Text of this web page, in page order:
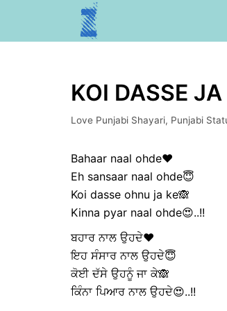
KOI DASSE
Love Punjabi Shayari, Punjabi
Bahaar naal ohde❤️
Eh sansaar naal ohde😇
Koi dasse ohnu ja ke🙈
Kinna pyar naal ohde😍..!!
ਬਹਾਰ ਨਾਲ ਉਹਦੇ❤️
ਇਹ ਸੰਸਾਰ ਨਾਲ ਉਹਦੇ😇
ਕੋਈ ਦੱਸੇ ਉਹਨੂੰ ਜਾ ਕੇ🙈
ਕਿੰਨਾ ਪਿਆਰ ਨਾਲ ਉਹਦੇ😍..!!